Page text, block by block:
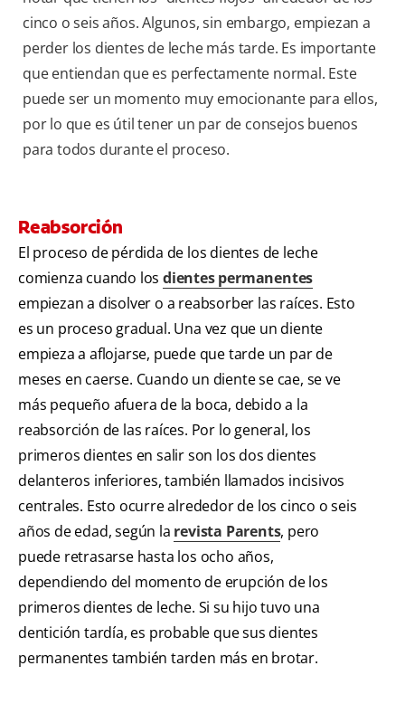
cinco o seis años. Algunos, sin embargo, empiezan a
perder los dientes de leche más tarde. Es importante
que entiendan que es perfectamente normal. Este
puede ser un momento muy emocionante para ellos,
por lo que es útil tener un par de consejos buenos
para todos durante el proceso.
Reabsorción
El proceso de pérdida de los dientes de leche
comienza cuando losdientes permanentes
empiezan a disolver o a reabsorber las raíces. Esto
es un proceso gradual. Una vez que un diente
empieza a aflojarse, puede que tarde un par de
meses en caerse. Cuando un diente se cae, se ve
más pequeño afuera de la boca, debido a la
reabsorción de las raíces. Por lo general, los
primeros dientes en salir son los dos dientes
delanteros inferiores, también llamados incisivos
centrales. Esto ocurre alrededor de los cinco o seis
años de edad, según la revista Parents, pero
puede retrasarse hasta los ocho años,
dependiendo del momento de erupción de los
primeros dientes de leche. Si su hijo tuvo una
dentición tardía, es probable que sus dientes
permanentes también tarden más en brotar.